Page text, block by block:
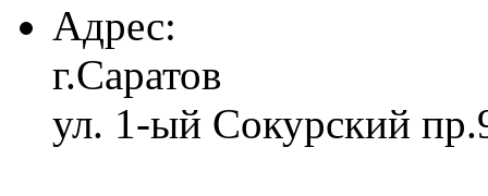
Адрес:
г.Саратов
ул. 1-ый Сокурский